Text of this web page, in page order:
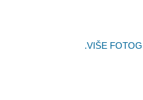
VIŠE